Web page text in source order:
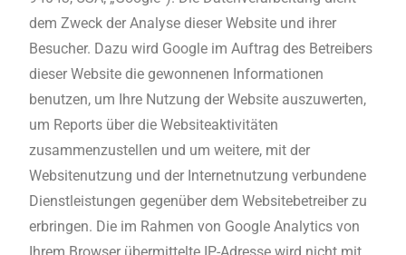
dem Zweck der Analyse dieser Website und ihrer
Besucher. Dazu wird Google im Auftrag des Betreibers
dieser Website die gewonnenen Informationen
benutzen, um Ihre Nutzung der Website auszuwerten,
um Reports über die Websiteaktivitäten
zusammenzustellen und um weitere, mit der
Websitenutzung und der Internetnutzung verbundene
Dienstleistungen gegenüber dem Websitebetreiber zu
erbringen. Die im Rahmen von Google Analytics von